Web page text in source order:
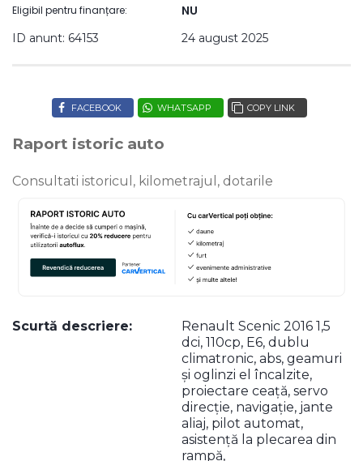
Eligibil pentru finanțare: NU
ID anunt: 64153 24 august 2025
FACEBOOK WHATSAPP COPY LINK
Raport istoric auto
Consultati istoricul, kilometrajul, dotarile
Scurtă descriere:
Renault Scenic 2016 1,5
dci, 110cp, E6, dublu
climatronic, abs, geamuri
și oglinzi el încalzite,
proiectare ceață, servo
direcție, navigație, jante
aliaj, pilot automat,
asistență la plecarea din
rampă,